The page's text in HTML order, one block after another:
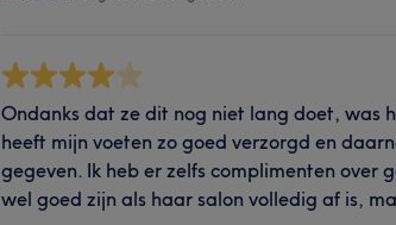
Ondanks dat ze dit nog niet lang doet, was
heeft mijn voeten zo goed verzorgd en
gegeven. Ik heb er zelfs complimenten over
wel goed zijn als haar salon volledig af is,